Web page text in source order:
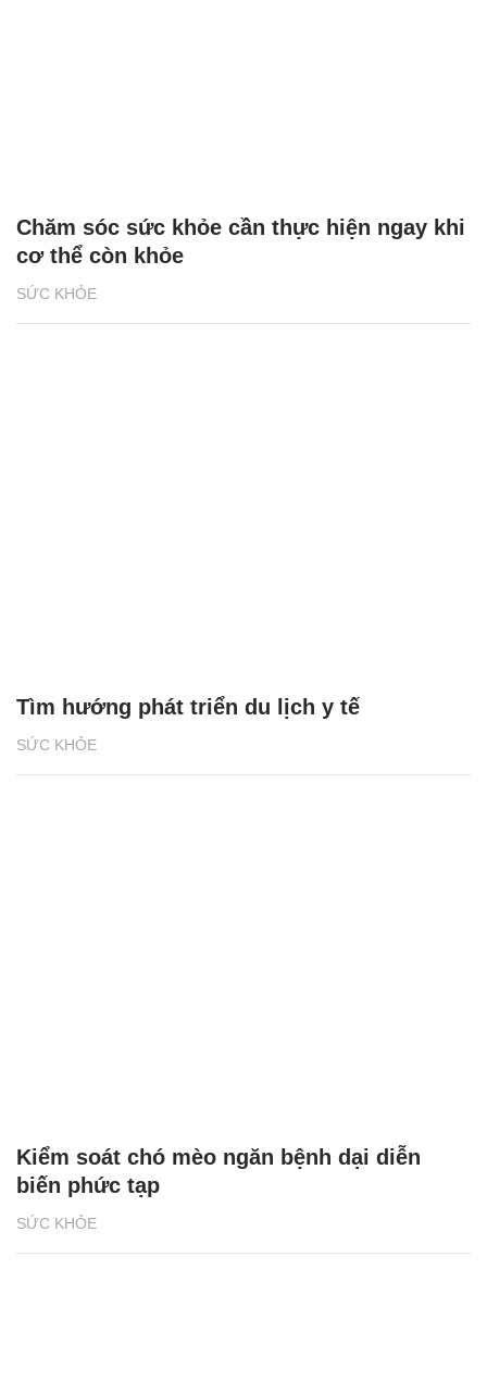
SỨC KHỎE
Chăm sóc sức khỏe cần thực hiện ngay khi
cơ thể còn khỏe
SỨC KHỎE
Tìm hướng phát triển du lịch y tế
SỨC KHỎE
Kiểm soát chó mèo ngăn bệnh dại diễn
biến phức tạp